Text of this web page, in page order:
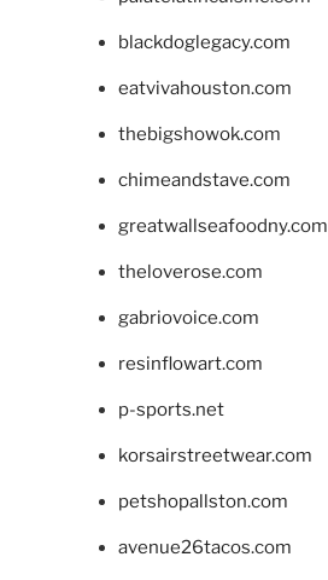
blackdoglegacy.com
eatvivahouston.com
thebigshowok.com
chimeandstave.com
greatwallseafoodny.com
theloverose.com
gabriovoice.com
resinflowart.com
p-sports.net
korsairstreetwear.com
petshopallston.com
avenue26tacos.com